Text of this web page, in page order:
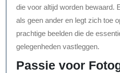
die voor altijd worden bewaard.
als geen ander en legt zich toe
prachtige beelden die de
gelegenheden vastleggen.
Passie voor